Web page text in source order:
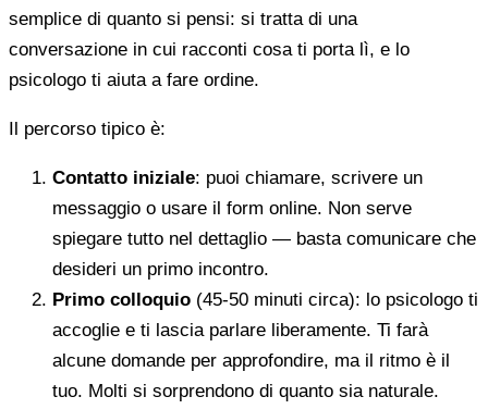
semplice di quanto si pensi: si tratta di una
conversazione in cui racconti cosa ti porta lì, e lo
psicologo ti aiuta a fare ordine.
Il percorso tipico è:
Contatto iniziale: puoi chiamare, scrivere un
messaggio o usare il form online. Non serve
spiegare tutto nel dettaglio — basta comunicare che
desideri un primo incontro.
Primo colloquio (45-50 minuti circa): lo psicologo ti
accoglie e ti lascia parlare liberamente. Ti farà
alcune domande per approfondire, ma il ritmo è il
tuo. Molti si sorprendono di quanto sia naturale.